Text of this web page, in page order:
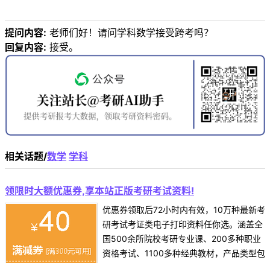
提问内容: 老师们好！请问学科数学接受跨考吗？
回复内容: 接受。
相关话题/数学 学科
领限时大额优惠券,享本站正版考研考试资料!
优惠券领取后72小时内有效，10万种最新考
研考试考证类电子打印资料任你选。涵盖全
国500余所院校考研专业课、200多种职业
资格考试、1100多种经典教材，产品类型包